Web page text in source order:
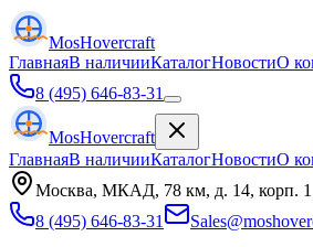
MosHovercraft
ГлавнаяВ наличииКаталогНовостиО
8 (495) 646-83-31
MosHovercraft
ГлавнаяВ наличииКаталогНовостиО
Москва, МКАД, 78 км, д. 14, корп. 1
8 (495) 646-83-31